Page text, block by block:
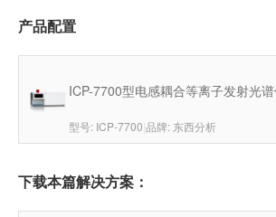
产品配置
ICP-7700型电感耦合等离子发射光
型号: ICP-7700 品牌: 东西分析
下载本篇解决方案：